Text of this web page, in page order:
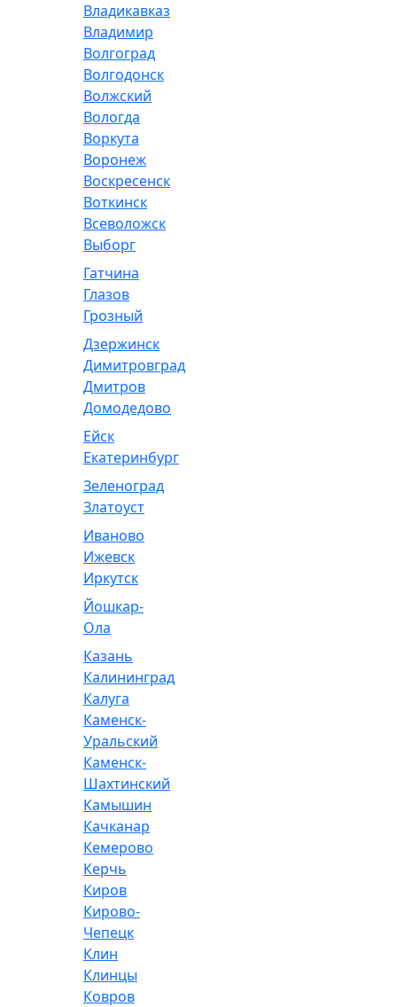
Владикавказ
Владимир
Волгоград
Волгодонск
Волжский
Вологда
Воркута
Воронеж
Воскресенск
Воткинск
Всеволожск
Выборг
Гатчина
Глазов
Грозный
Дзержинск
Димитровград
Дмитров
Домодедово
Ейск
Екатеринбург
Зеленоград
Златоуст
Иваново
Ижевск
Иркутск
Йошкар-
Ола
Казань
Калининград
Калуга
Каменск-
Уральский
Каменск-
Шахтинский
Камышин
Качканар
Кемерово
Керчь
Киров
Кирово-
Чепецк
Клин
Клинцы
Ковров